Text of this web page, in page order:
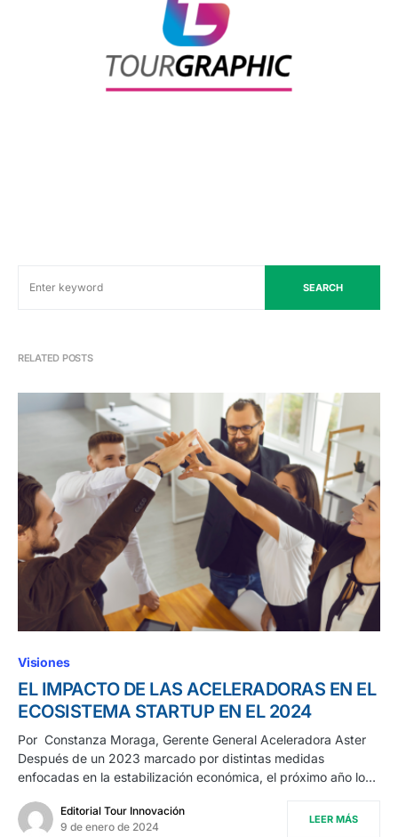
SEARCH
RELATED POSTS
Visiones
EL IMPACTO DE LAS ACELERADORAS EN EL
ECOSISTEMA STARTUP EN EL 2024
Por Constanza Moraga, Gerente General Aceleradora Aster
Después de un 2023 marcado por distintas medidas
enfocadas en la estabilización económica, el próximo año lo…
Editorial Tour Innovación
9 de enero de 2024
LEER MÁS